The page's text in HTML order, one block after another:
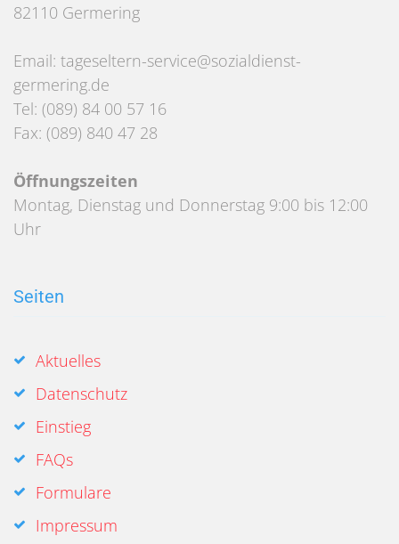
82110 Germering
Email: tageseltern-service@sozialdienst-
germering.de
Tel: (089) 84 00 57 16
Fax: (089) 840 47 28
Öffnungszeiten
Montag, Dienstag und Donnerstag 9:00 bis 12:00
Uhr
Seiten
Aktuelles
Datenschutz
Einstieg
FAQs
Formulare
Impressum